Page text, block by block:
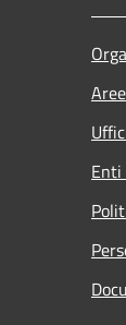
Enti